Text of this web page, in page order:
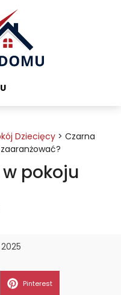
Dziecięcy > Czarna
pokoju
Share
on
Pinterest